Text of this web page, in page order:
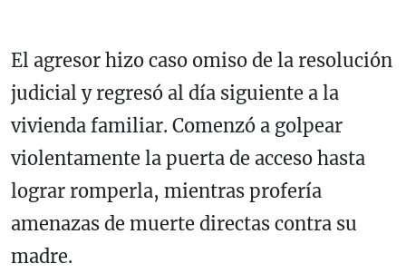
El agresor hizo caso omiso de la resolución
judicial y regresó al día siguiente a la
vivienda familiar. Comenzó a golpear
violentamente la puerta de acceso hasta
lograr romperla, mientras profería
amenazas de muerte directas contra su
madre.